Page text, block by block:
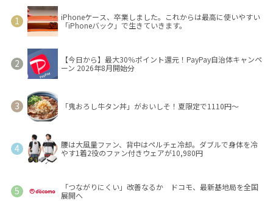
iPhoneケース、卒業しました。これからは最高に使いやすい
「iPhoneバック」で生きていきます。
【今日から】最大30％ポイント還元！PayPay自治体キャンペ
ーン 2026年8月開始分
「鬼おろし牛タン丼」がおいしそ！夏限定で1110円～
腰は大風量ファン、背中はペルチェ冷却。ダブルで身体を冷
やす1着2役のファン付きウェアが10,980円
「つながりにくい」改善なるか ドコモ、最新基地局を全国
展開へ